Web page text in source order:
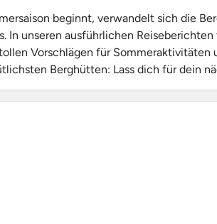
beginnt, verwandelt sich die
unseren ausführlichen
Vorschlägen für Sommeraktivitäten
Berghütten: Lass dich für dein